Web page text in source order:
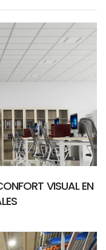
VISUAL EN